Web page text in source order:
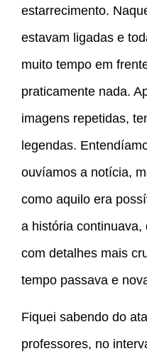
estarrecimento.
estavam ligadas e
muito tempo em
praticamente nada.
imagens repetidas,
legendas.
ouvíamos a notícia,
como aquilo era
a história
com detalhes mais
tempo passava e
Fiquei sabendo do
professores, no